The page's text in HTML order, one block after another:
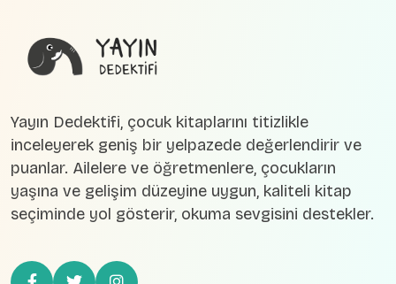
Yayın Dedektifi, çocuk kitaplarını titizlikle
inceleyerek geniş bir yelpazede değerlendirir ve
puanlar. Ailelere ve öğretmenlere, çocukların
yaşına ve gelişim düzeyine uygun, kaliteli kitap
seçiminde yol gösterir, okuma sevgisini destekler.